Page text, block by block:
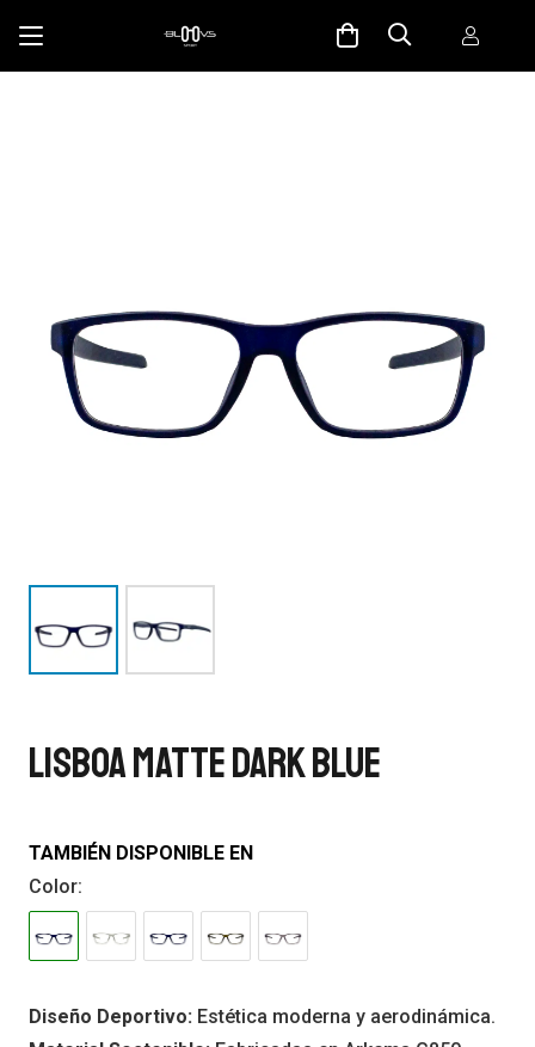
Lisboa Matte Dark Blue
TAMBIÉN DISPONIBLE EN
Color:
Diseño Deportivo: Estética moderna y aerodinámica.